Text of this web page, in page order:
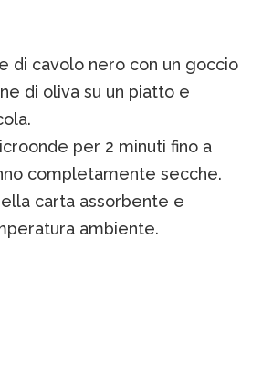
di cavolo nero con un goccio
di oliva su un piatto e
per 2 minuti fino a
completamente secche.
carta assorbente e
ambiente.